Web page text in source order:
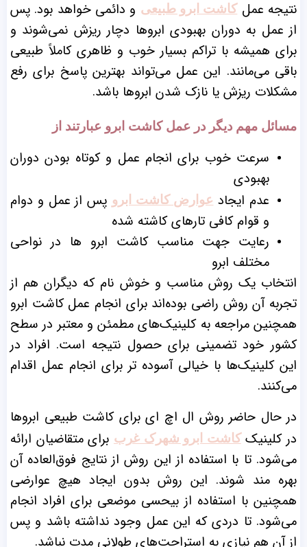
نتیجه عملکاشت ابرو طبیعی و دائمی خواهد بود. پس
از عمل به دوران بهبودی ابروها دچار ریزش نمی‌شوند و
برای همیشه با تراکم بسیار خوب و ظاهری کاملاً طبیعی
باقی می‌مانند. این عمل می‌تواند بهترین پاسخ برای رفع
مشکلات ریزش یا نازک شدن ابروها باشد.
مسائل مهم دیگر در عمل کاشت ابرو عبارتند از
سرعت خوب برای انجام عمل و کوتاه بودن دوران
بهبودی
عدم ایجادعوارض کاشت ابروپس از عمل و دوام
و قوام کافی تار‌های کاشته شده
رعایت جهت مناسب کاشت ابرو ها در نواحی
مختلف ابرو
انتخاب یک روش مناسب و خوش نام که دیگران هم از
تجربه آن روش راضی بوده‌اند برای انجام عمل کاشت ابرو
همچنین مراجعه به کلینیک‌های مطمئن و معتبر در سطح
کشور خود تضمینی برای حصول نتیجه است. افراد در
این کلینیک‌ها با خیالی آسوده تر برای انجام عمل اقدام
می‌کنند.
در حال حاضر روش ال اچ ای برای کاشت طبیعی ابرو‌ها
در کلینیککاشت ابرو شهرک غرب برای متقاضیان ارائه
می‌شود. تا با استفاده از این روش از نتایج فوق‌العاده آن
بهره مند شوند. این روش بدون ایجاد هیچ عوارضی
همچنین با استفاده از بیحسی موضعی برای افراد انجام
می‌شود. تا دردی که این عمل وجود نداشته باشد و پس
از آن هم نیازی به استراحت‌های طولانی مدت نباشد.